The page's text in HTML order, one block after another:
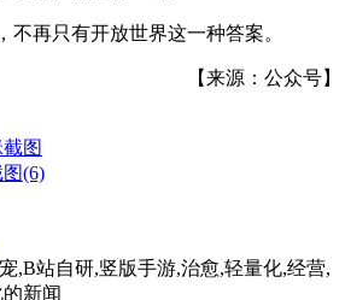
不再只有开放世界这一种答案。
【来源：公众号】
(6)
,B站自研,竖版手游,治愈,轻量化,经营,
的新闻